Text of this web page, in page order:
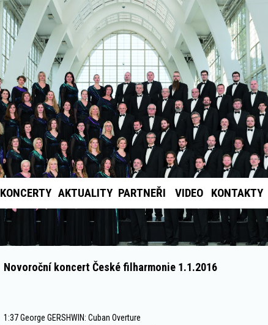
KONCERTY AKTUALITY PARTNEŘI VIDEO KONTAKTY
Novoroční koncert České filharmonie 1.1.2016
1:37George GERSHWIN: Cuban Overture